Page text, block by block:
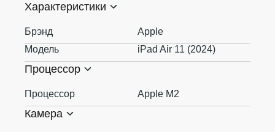
Характеристики
Брэнд
Apple
Модель
iPad Air 11 (2024)
Процессор
Процессор Apple M2
Камера